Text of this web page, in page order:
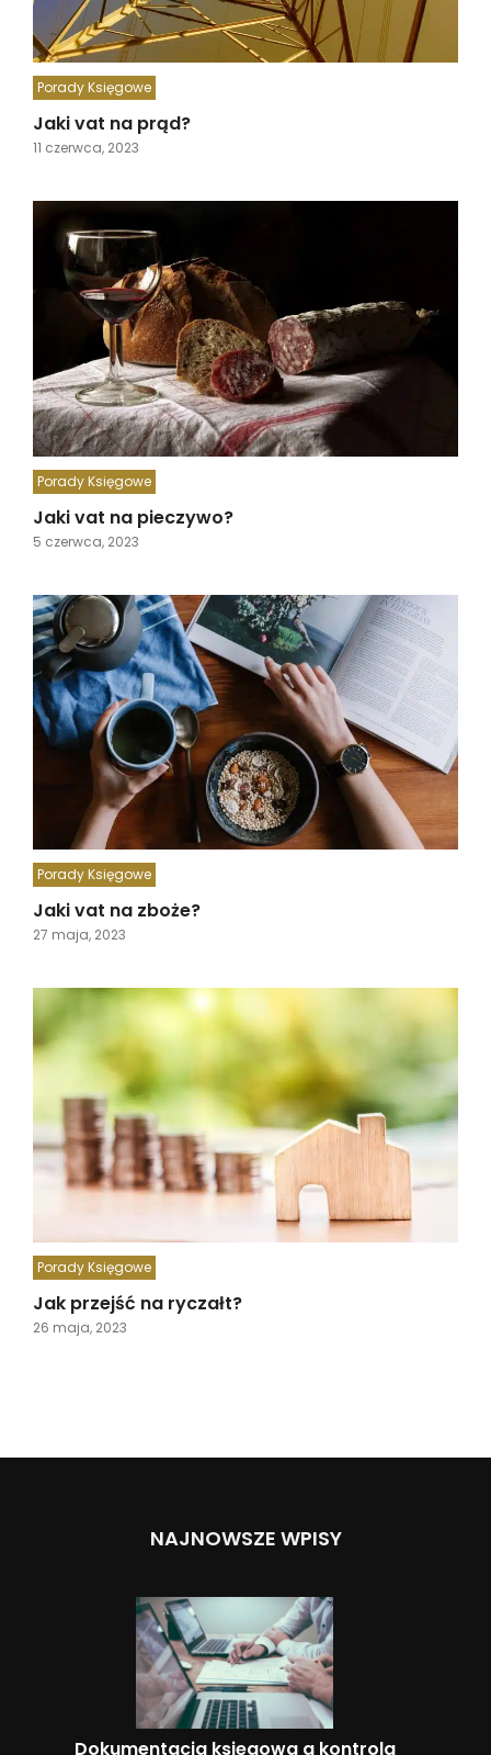
Porady Księgowe
Jaki vat na prąd?
11 czerwca, 2023
Porady Księgowe
Jaki vat na pieczywo?
5 czerwca, 2023
Porady Księgowe
Jaki vat na zboże?
27 maja, 2023
Porady Księgowe
Jak przejść na ryczałt?
26 maja, 2023
NAJNOWSZE WPISY
Dokumentacja księgowa a kontrola